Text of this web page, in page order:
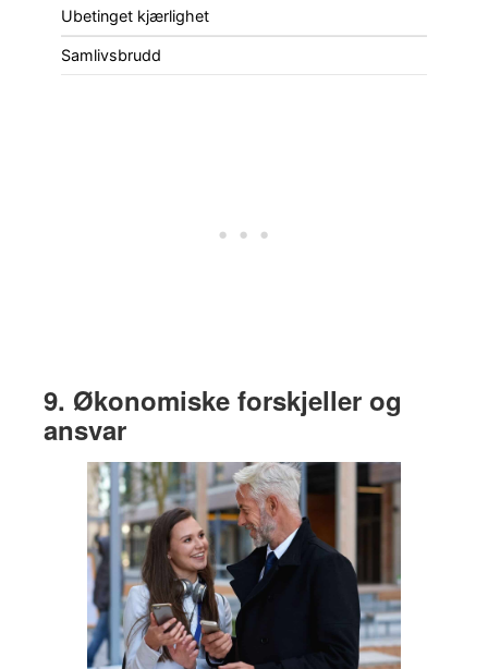
Ubetinget kjærlighet
Samlivsbrudd
9. Økonomiske forskjeller og
ansvar